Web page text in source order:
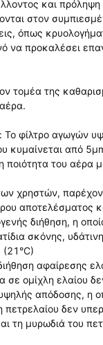
και
στον
όπως
να προκαλέσει
τομέα της
φίλτρο αγωγών
κυμαίνεται από
ποιότητα του αέρα
χρηστών,
αποτελέσματος
διήθηση, η
σκόνης,
(21°C)
αφαίρεσης
σε ομίχλη ελαίου
υψηλής απόδοσης,
πετρελαίου δεν
τη μυρωδιά του